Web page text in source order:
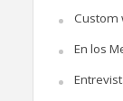
Custom
En los